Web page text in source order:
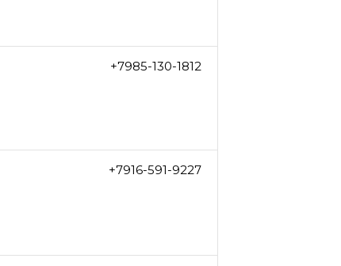
+7985-130-1812
+7916-591-9227